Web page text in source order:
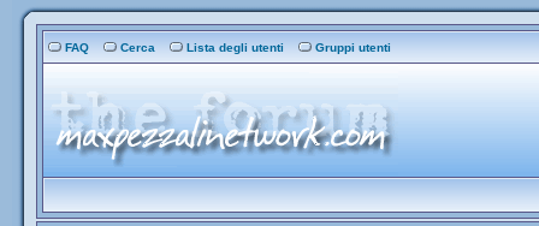
FAQ Cerca Lista degli utenti Gruppi utenti